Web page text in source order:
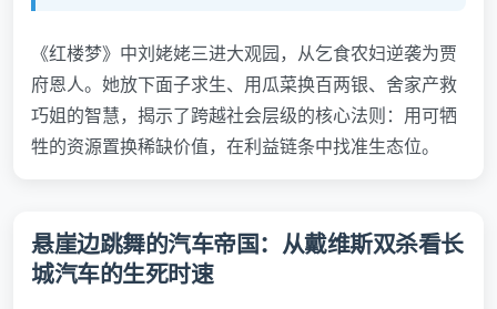
《红楼梦》中刘姥姥三进大观园，从乞食农妇逆袭为贾
府恩人。她放下面子求生、用瓜菜换百两银、舍家产救
巧姐的智慧，揭示了跨越社会层级的核心法则：用可牺
牲的资源置换稀缺价值，在利益链条中找准生态位。
悬崖边跳舞的汽车帝国：从戴维斯双杀看长
城汽车的生死时速